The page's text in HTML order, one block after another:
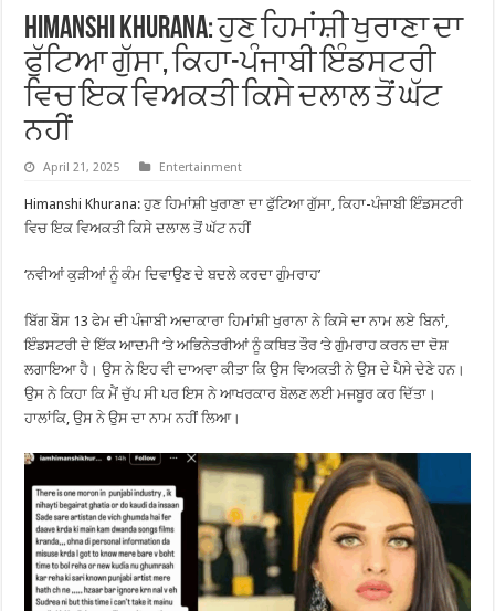
Himanshi Khurana: ਹੁਣ ਹਿਮਾਂਸ਼ੀ ਖੁਰਾਣਾ ਦਾ
ਫੁੱਟਿਆ ਗੁੱਸਾ, ਕਿਹਾ-ਪੰਜਾਬੀ ਇੰਡਸਟਰੀ
ਵਿਚ ਇਕ ਵਿਅਕਤੀ ਕਿਸੇ ਦਲਾਲ ਤੋਂ ਘੱਟ
ਨਹੀਂ
April 21, 2025 Entertainment
Himanshi Khurana: ਹੁਣ ਹਿਮਾਂਸ਼ੀ ਖੁਰਾਣਾ ਦਾ ਫੁੱਟਿਆ ਗੁੱਸਾ, ਕਿਹਾ-ਪੰਜਾਬੀ ਇੰਡਸਟਰੀ
ਵਿਚ ਇਕ ਵਿਅਕਤੀ ਕਿਸੇ ਦਲਾਲ ਤੋਂ ਘੱਟ ਨਹੀਂ
‘ਨਵੀਆਂ ਕੁੜੀਆਂ ਨੂੰ ਕੰਮ ਦਿਵਾਉਣ ਦੇ ਬਦਲੇ ਕਰਦਾ ਗੁੰਮਰਾਹ’
ਬਿੱਗ ਬੌਸ 13 ਫੇਮ ਦੀ ਪੰਜਾਬੀ ਅਦਾਕਾਰਾ ਹਿਮਾਂਸ਼ੀ ਖੁਰਾਨਾ ਨੇ ਕਿਸੇ ਦਾ ਨਾਮ ਲਏ ਬਿਨਾਂ,
ਇੰਡਸਟਰੀ ਦੇ ਇੱਕ ਆਦਮੀ ‘ਤੇ ਅਭਿਨੇਤਰੀਆਂ ਨੂੰ ਕਥਿਤ ਤੌਰ ‘ਤੇ ਗੁੰਮਰਾਹ ਕਰਨ ਦਾ ਦੋਸ਼
ਲਗਾਇਆ ਹੈ। ਉਸ ਨੇ ਇਹ ਵੀ ਦਾਅਵਾ ਕੀਤਾ ਕਿ ਉਸ ਵਿਅਕਤੀ ਨੇ ਉਸ ਦੇ ਪੈਸੇ ਦੇਣੇ ਹਨ।
ਉਸ ਨੇ ਕਿਹਾ ਕਿ ਮੈਂ ਚੁੱਪ ਸੀ ਪਰ ਇਸ ਨੇ ਆਖਰਕਾਰ ਬੋਲਣ ਲਈ ਮਜਬੂਰ ਕਰ ਦਿੱਤਾ।
ਹਾਲਾਂਕਿ, ਉਸ ਨੇ ਉਸ ਦਾ ਨਾਮ ਨਹੀਂ ਲਿਆ।